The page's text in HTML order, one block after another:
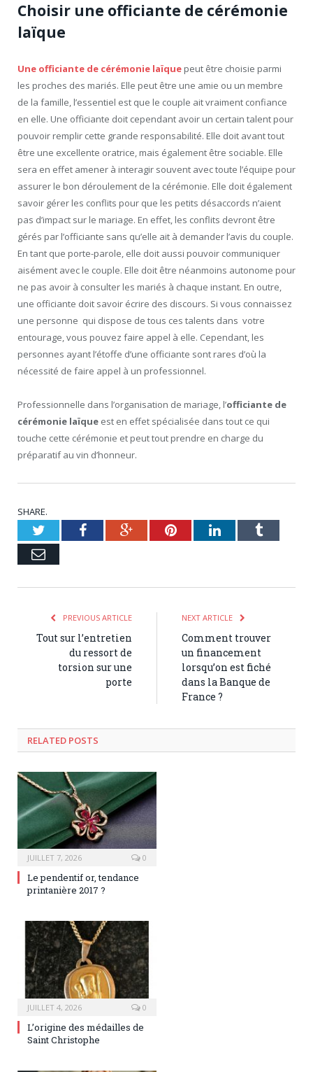
Choisir une officiante de cérémonie
laïque
Une officiante de cérémonie laïque peut être choisie parmi
les proches des mariés. Elle peut être une amie ou un membre
de la famille, l’essentiel est que le couple ait vraiment confiance
en elle. Une officiante doit cependant avoir un certain talent pour
pouvoir remplir cette grande responsabilité. Elle doit avant tout
être une excellente oratrice, mais également être sociable. Elle
sera en effet amener à interagir souvent avec toute l’équipe pour
assurer le bon déroulement de la cérémonie. Elle doit également
savoir gérer les conflits pour que les petits désaccords n’aient
pas d’impact sur le mariage. En effet, les conflits devront être
gérés par l’officiante sans qu’elle ait à demander l’avis du couple.
En tant que porte-parole, elle doit aussi pouvoir communiquer
aisément avec le couple. Elle doit être néanmoins autonome pour
ne pas avoir à consulter les mariés à chaque instant. En outre,
une officiante doit savoir écrire des discours. Si vous connaissez
une personne qui dispose de tous ces talents dans votre
entourage, vous pouvez faire appel à elle. Cependant, les
personnes ayant l’étoffe d’une officiante sont rares d’où la
nécessité de faire appel à un professionnel.
Professionnelle dans l’organisation de mariage, l’officiante de
cérémonie laïque est en effet spécialisée dans tout ce qui
touche cette cérémonie et peut tout prendre en charge du
préparatif au vin d’honneur.
SHARE.
TwitterFacebookGoogle+PinterestLinkedInTumblr
Email
PREVIOUS ARTICLE
Tout sur l’entretien
du ressort de
torsion sur une
porte
NEXT ARTICLE
Comment trouver
un financement
lorsqu’on est fiché
dans la Banque de
France ?
RELATED POSTS
JUILLET 7, 2026 0
Le pendentif or, tendance
printanière 2017 ?
JUILLET 4, 2026 0
L’origine des médailles de
Saint Christophe